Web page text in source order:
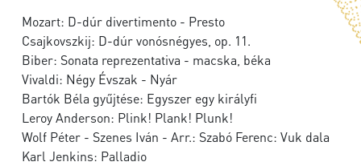
Mozart: D-dúr divertimento - Presto
Csajkovszkij: D-dúr vonósnégyes, op. 11.
Biber: Sonata reprezentativa - macska, béka
Vivaldi: Négy Évszak - Nyár
Bartók Béla gyűjtése: Egyszer egy királyfi
Leroy Anderson: Plink! Plank! Plunk!
Wolf Péter - Szenes Iván - Arr.: Szabó Ferenc: Vuk dala
Karl Jenkins: Palladio